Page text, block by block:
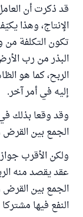
قد ذكرت أن
الإنتاج، وهذا
تكون التكلفة من
البذر من رب
الربح، كما هو
إليه في أمر آخر.
وقد وقعا بذلك
الجمع بين القرض
ولكن الأقرب
عقد يقصد منه
الجمع بين القرض
النفع فيها